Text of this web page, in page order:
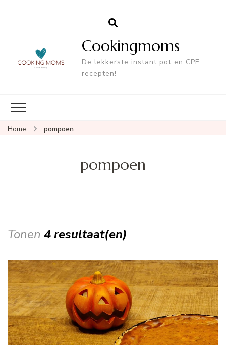
Cookingmoms
De lekkerste instant pot en CPE
recepten!
Home pompoen
pompoen
Tonen 4 resultaat(en)